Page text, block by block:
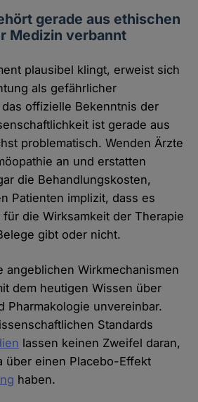
gerade aus ethischen
Medizin verbannt
plausibel klingt, erweist sich
als gefährlicher
offizielle Bekenntnis der
ist gerade aus
problematisch. Wenden Ärzte
an und erstatten
die Behandlungskosten,
Patienten implizit, dass es
die Wirksamkeit der Therapie
gibt oder nicht.
angeblichen Wirkmechanismen
dem heutigen Wissen über
Pharmakologie unvereinbar.
Standards
lassen keinen Zweifel daran,
über einen Placebo-Effekt
haben.